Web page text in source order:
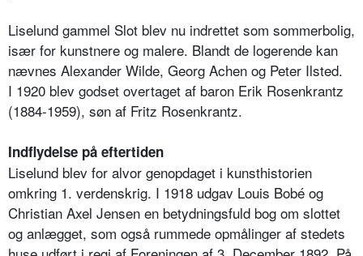
Liselund gammel Slot blev nu indrettet som sommerbolig,
især for kunstnere og malere. Blandt de logerende kan
nævnes Alexander Wilde, Georg Achen og Peter Ilsted.
I 1920 blev godset overtaget af baron Erik Rosenkrantz
(1884-1959), søn af Fritz Rosenkrantz.
Indflydelse på eftertiden
Liselund blev for alvor genopdaget i kunsthistorien
omkring 1. verdenskrig. I 1918 udgav Louis Bobé og
Christian Axel Jensen en betydningsfuld bog om slottet
og anlægget, som også rummede opmålinger af stedets